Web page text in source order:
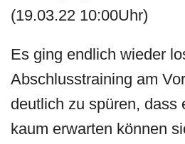
(19.03.22 10:00Uhr)
Es ging endlich wieder
Abschlusstraining am
deutlich zu spüren, dass
kaum erwarten können